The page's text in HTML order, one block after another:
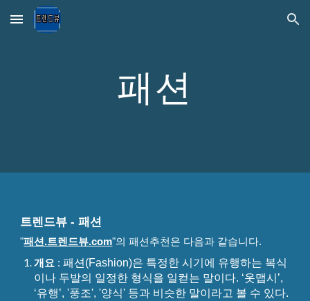
Skip to main content Skip to navigation
패션
트렌드뷰 - 패션
"패션.트렌드뷰.com"의패션추천 은 다음과 같습니다.
개요 :패션(Fashion)은 특정한 시기에 유행하는 복식
이나 두발의 일정한 형식을 일컫는 말이다. ‘옷맵시’,
‘유행’, '풍조', '양식' 등과 비슷한 말이라고 볼 수 있다.